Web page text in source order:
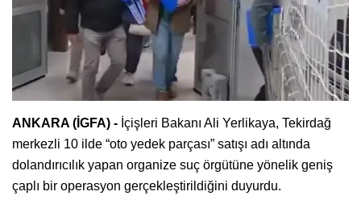
ANKARA (İGFA) - İçişleri Bakanı Ali Yerlikaya, Tekirdağ
merkezli 10 ilde “oto yedek parçası” satışı adı altında
dolandırıcılık yapan organize suç örgütüne yönelik geniş
çaplı bir operasyon gerçekleştirildiğini duyurdu.